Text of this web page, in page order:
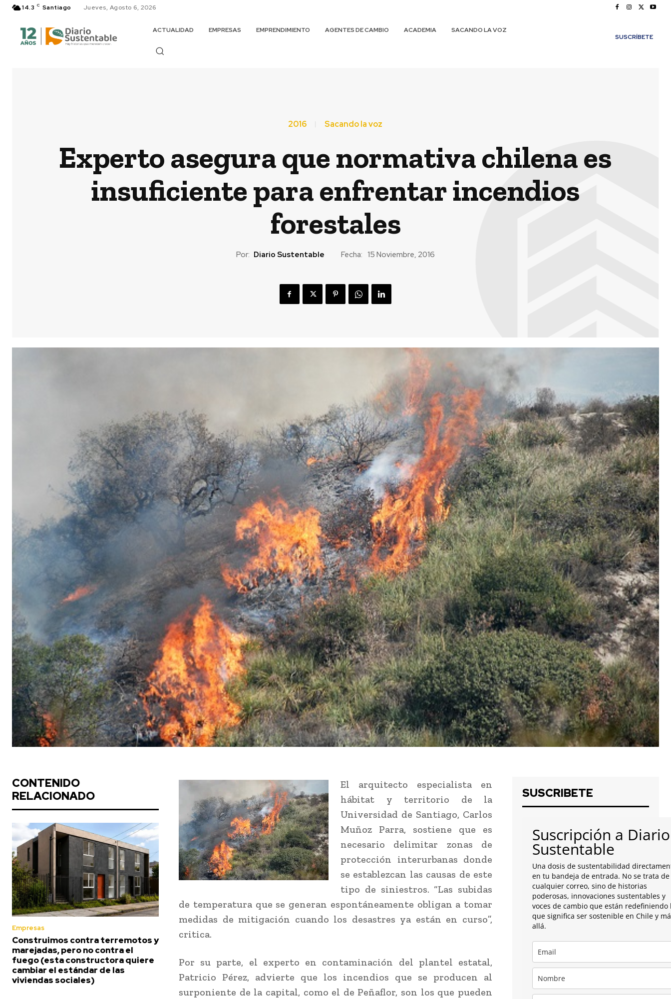
14.3 C Santiago Jueves, Agosto 6, 2026
ACTUALIDAD EMPRESAS EMPRENDIMIENTO AGENTES DE CAMBIO ACADEMIA
SACANDO LA VOZ
SUSCRÍBETE
2016 Sacando la voz
Experto asegura que normativa chilena es
insuficiente para enfrentar incendios
forestales
Por: Diario Sustentable Fecha: 15 Noviembre, 2016
CONTENIDO
RELACIONADO
Empresas
Construimos contra terremotos y
marejadas, pero no contra el
fuego (esta constructora quiere
cambiar el estándar de las
viviendas sociales)
El arquitecto especialista en
hábitat y territorio de la
Universidad de Santiago, Carlos
Muñoz Parra, sostiene que es
necesario delimitar zonas de
protección interurbanas donde
se establezcan las causas de este
tipo de siniestros. “Las subidas
de temperatura que se generan espontáneamente obligan a tomar
medidas de mitigación cuando los desastres ya están en curso”,
critica.
Por su parte, el experto en contaminación del plantel estatal,
Patricio Pérez, advierte que los incendios que se producen al
surponiente de la capital, como el de Peñaflor, son los que pueden
SUSCRIBETE
Suscripción a Diario
Sustentable
Una dosis de sustentabilidad
en tu bandeja de entrada. No se trata de
cualquier correo, sino de historias
poderosas, innovaciones sustentables y
voces de cambio que están redefiniendo
que significa ser sostenible en Chile y
allá.